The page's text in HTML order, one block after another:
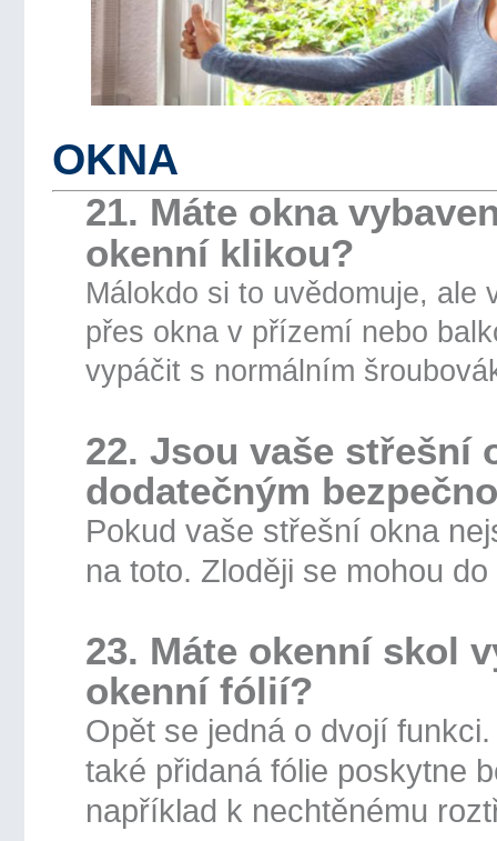
OKNA
21. Máte okna
okenní klikou?
Málokdo si to uvědomuje, ale
přes okna v přízemí nebo
vypáčit s normálním
22. Jsou vaše střešní
dodatečným
Pokud vaše střešní okna
na toto. Zloději se mohou
23. Máte okenní skol
okenní fólií?
Opět se jedná o dvojí
také přidaná fólie poskytne
například k nechtěnému